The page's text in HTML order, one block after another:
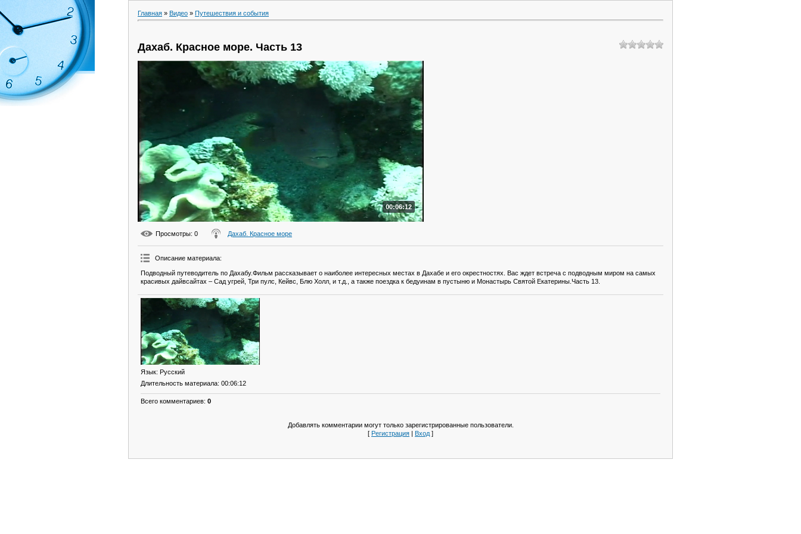
Главная » Видео » Путешествия и события
Дахаб. Красное море. Часть 13
00:06:12
Просмотры: 0 Дахаб. Красное море
Описание материала:
Подводный путеводитель по Дахабу.Фильм рассказывает о наиболее интересных местах в Дахабе и его окрестностях. Вас ждет встреча с подводным миром на самых
красивых дайвсайтах – Сад угрей, Три пулс, Кейвс, Блю Холл, и т.д., а также поездка к бедуинам в пустыню и Монастырь Святой Екатерины.Часть 13.
Язык: Русский
Длительность материала: 00:06:12
Всего комментариев: 0
Добавлять комментарии могут только зарегистрированные пользователи.
[ Регистрация | Вход ]